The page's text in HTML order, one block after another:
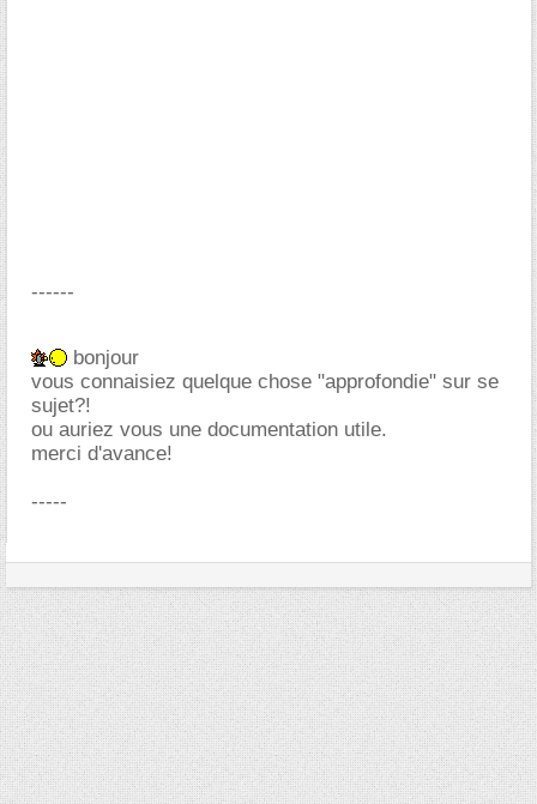
------
bonjour
vous connaisiez quelque chose "approfondie" sur se
sujet?!
ou auriez vous une documentation utile.
merci d'avance!
-----